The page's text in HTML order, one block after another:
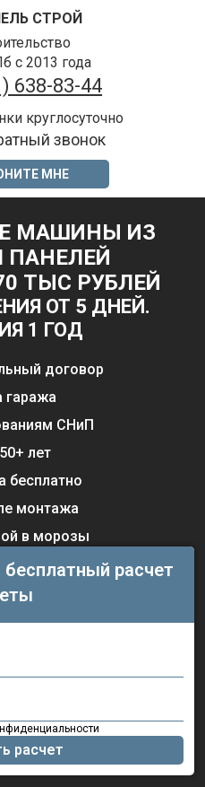
СТРОЙ
с 2013 года
638-83-44
круглосуточно
звонок
МНЕ
МАШИНЫ ИЗ
ПАНЕЛЕЙ
ТЫС РУБЛЕЙ
ОТ 5 ДНЕЙ.
1 ГОД
договор
гаража
СНиП
лет
бесплатно
монтажа
в морозы
бесплатный расчет